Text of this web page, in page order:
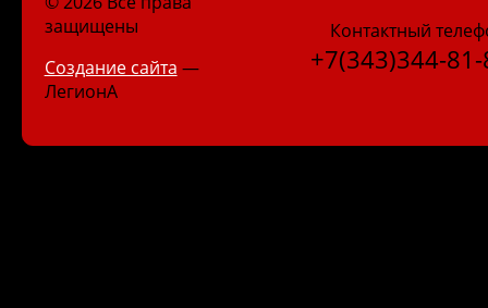
защищены
Создание сайта —
ЛегионА
Контактный
+7(343)344-